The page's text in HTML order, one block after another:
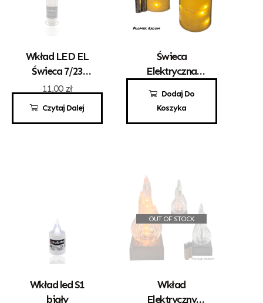
Czytaj Dalej
Wkład LED EL
Świeca 7/23
Zmieniająca
11,00 zł
Dodaj Do
Koszyka
Świeca
Elektryczna
Drucik Z
Efektem
10,00 zł
Wkład led S1
biały
OUT OF STOCK
Wkład
Elektryczny